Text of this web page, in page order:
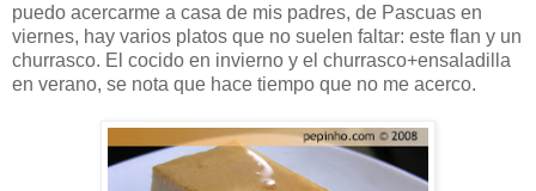
puedo acercarme a casa de mis padres, de Pascuas en
viernes, hay varios platos que no suelen faltar: este flan y un
churrasco. El cocido en invierno y el churrasco+ensaladilla
en verano, se nota que hace tiempo que no me acerco.